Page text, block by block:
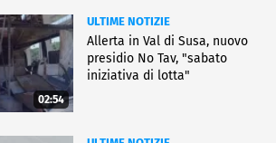
02:54
ULTIME NOTIZIE
Allerta in Val di Susa, nuovo
presidio No Tav, "sabato
iniziativa di lotta"